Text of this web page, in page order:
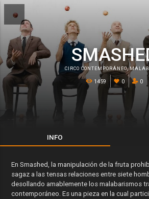
CIRCO CONTEMPORÁNEO,
1459 0 0
INFO
En Smashed, la manipulación de la fruta
sagaz a las tensas relaciones entre siete
desollando amablemente los malabarismos
contemporáneo. Es una pieza en la cual